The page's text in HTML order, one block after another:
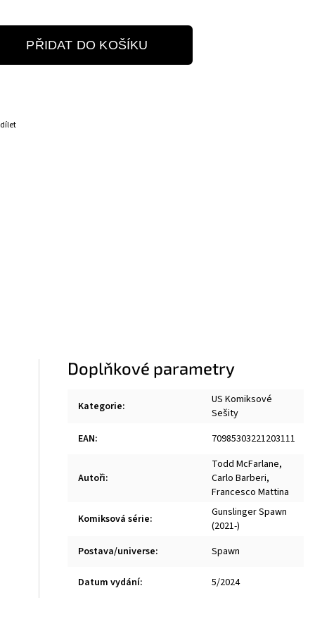
PŘIDAT DO KOŠÍKU
Doplňkové parametry
Kategorie:
US Komiksové
Sešity
EAN: 70985303221203111
Autoři:
Todd McFarlane,
Carlo Barberi,
Francesco Mattina
Komiksová série:
Gunslinger Spawn
(2021-)
Postava/universe: Spawn
Datum vydání: 5/2024